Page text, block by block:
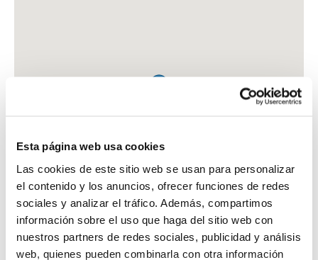
Esta página web usa cookies
Las cookies de este sitio web se usan para personalizar
el contenido y los anuncios, ofrecer funciones de redes
sociales y analizar el tráfico. Además, compartimos
información sobre el uso que haga del sitio web con
nuestros partners de redes sociales, publicidad y análisis
web, quienes pueden combinarla con otra información